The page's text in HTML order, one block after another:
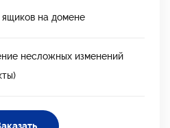
на домене
несложных изменений